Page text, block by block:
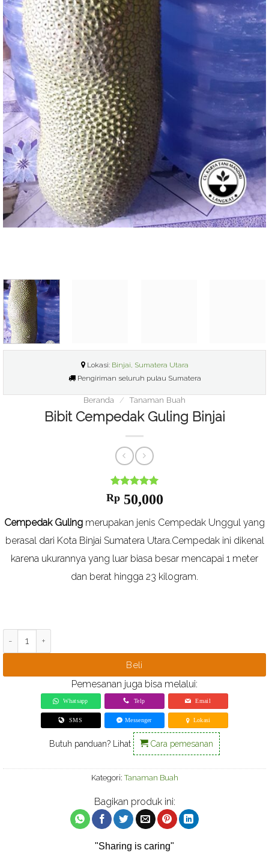
Lokasi: Binjai, Sumatera Utara
Pengiriman seluruh pulau Sumatera
Beranda / Tanaman Buah
Bibit Cempedak Guling Binjai
Nilai5 dari
5
ulasan
1
Rp50,000
Cempedak Guling merupakan jenis Cempedak Unggul yang
berasal dari Kota Binjai Sumatera Utara.Cempedak ini dikenal
karena ukurannya yang luar biasa besar mencapai 1 meter
dan berat hingga 23 kilogram.
Beli
Pemesanan juga bisa melalui:
Whatsapp Telp Email
SMS Messenger Lokasi
Butuh panduan? Lihat Cara pemesanan
Kategori:Tanaman Buah
Bagikan produk ini:
"Sharing is caring"